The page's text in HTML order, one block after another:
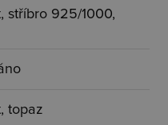
stříbro 925/1000,
topaz